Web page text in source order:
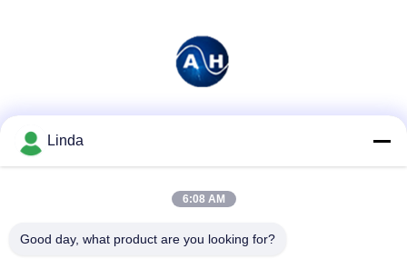
전화
Linda
6:08 AM
Good day, what product are you looking for?